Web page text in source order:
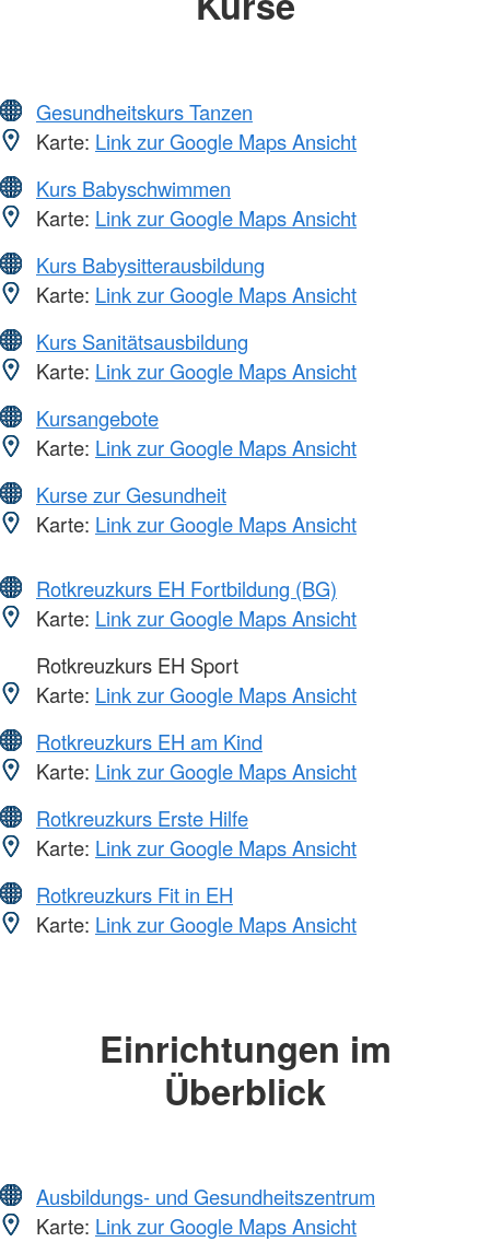
Gesundheitskurs Tanzen
Karte: Link zur Google Maps Ansicht
Kurs Babyschwimmen
Karte: Link zur Google Maps Ansicht
Kurs Babysitterausbildung
Karte: Link zur Google Maps Ansicht
Kurs Sanitätsausbildung
Karte: Link zur Google Maps Ansicht
Kursangebote
Karte: Link zur Google Maps Ansicht
Kurse zur Gesundheit
Karte: Link zur Google Maps Ansicht
Rotkreuzkurs EH Fortbildung (BG)
Karte: Link zur Google Maps Ansicht
Rotkreuzkurs EH Sport
Karte: Link zur Google Maps Ansicht
Rotkreuzkurs EH am Kind
Karte: Link zur Google Maps Ansicht
Rotkreuzkurs Erste Hilfe
Karte: Link zur Google Maps Ansicht
Rotkreuzkurs Fit in EH
Karte: Link zur Google Maps Ansicht
Einrichtungen im
Überblick
Ausbildungs- und Gesundheitszentrum
Karte: Link zur Google Maps Ansicht